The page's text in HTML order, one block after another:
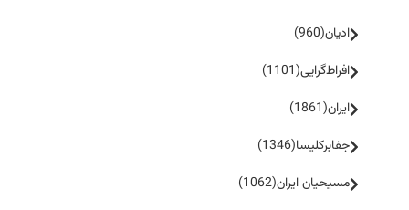
ادیان(960)
افراط‌گرایی(1101)
ایران(1861)
جفا‌بر‌کلیسا(1346)
مسیحیان ایران(1062)